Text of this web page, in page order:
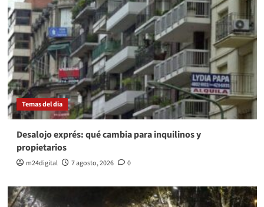
Temas del dia
Desalojo exprés: qué cambia para inquilinos y
propietarios
m24digital 7 agosto, 2026 0